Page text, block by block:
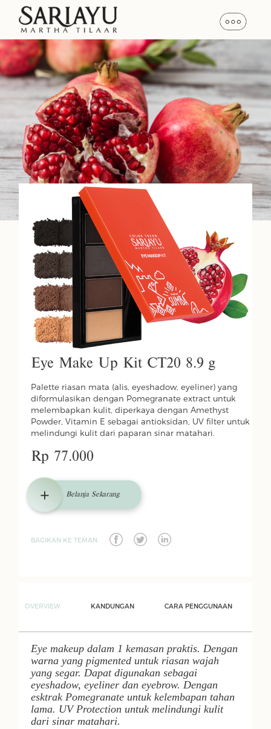
Eye Make Up Kit CT20 8.9 g
Palette riasan mata (alis, eyeshadow, eyeliner) yang
diformulasikan dengan Pomegranate extract untuk
melembapkan kulit, diperkaya dengan Amethyst
Powder, Vitamin E sebagai antioksidan, UV filter untuk
melindungi kulit dari paparan sinar matahari.
Rp 77.000
Belanja Sekarang
BAGIKAN KE TEMAN
OVERVIEW KANDUNGAN CARA PENGGUNAAN
Eye makeupdalam 1 kemasan praktis. Dengan
warna yang pigmenteduntuk riasan wajah
yang segar. Dapat digunakan sebagai
eyeshadow, eyelinerdan eyebrow. Dengan
esktrak Pomegranateuntuk kelembapan tahan
lama. UV Protection untuk melindungi kulit
dari sinar matahari.